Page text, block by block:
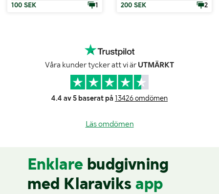
100 SEK
1
200 SEK
2
Våra kunder tycker att vi är UTMÄRKT
4.4 av 5 baserat på 13426 omdömen
Läs omdömen
Enklare budgivning
med Klaraviks app